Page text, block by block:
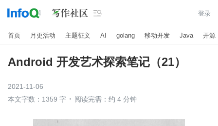
 登录
首页 月更活动 主题征文 AI golang 移动开发 Java 开源
Android 开发艺术探索笔记（21）
2021-11-06
本文字数：1359 字
阅读完需：约 4 分钟